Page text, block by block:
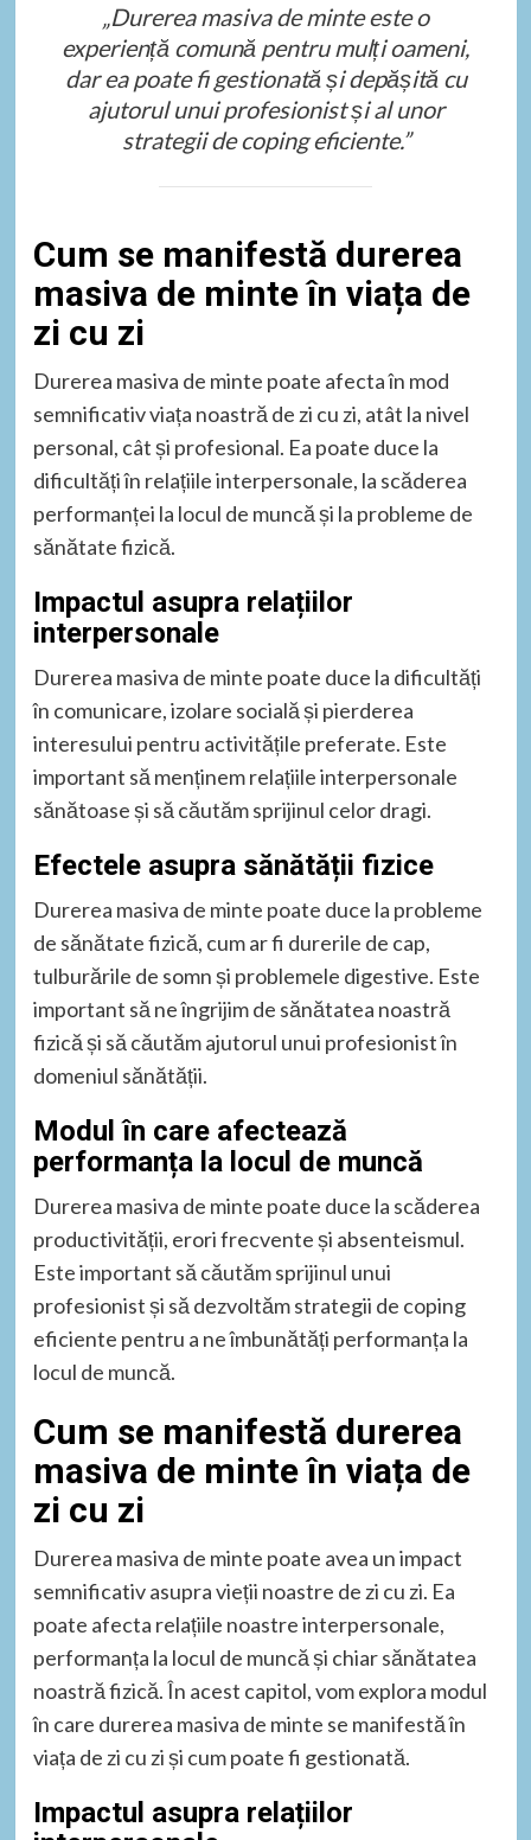
„Durerea masiva de minte este o
experiență comună pentru mulți oameni,
dar ea poate fi gestionată și depășită cu
ajutorul unui profesionist și al unor
strategii de coping eficiente.”
Cum se manifestă durerea
masiva de minte în viața de
zi cu zi
Durerea masiva de minte poate afecta în mod
semnificativ viața noastră de zi cu zi, atât la nivel
personal, cât și profesional. Ea poate duce la
dificultăți în relațiile interpersonale, la scăderea
performanței la locul de muncă și la probleme de
sănătate fizică.
Impactul asupra relațiilor
interpersonale
Durerea masiva de minte poate duce la dificultăți
în comunicare, izolare socială și pierderea
interesului pentru activitățile preferate. Este
important să menținem relațiile interpersonale
sănătoase și să căutăm sprijinul celor dragi.
Efectele asupra sănătății fizice
Durerea masiva de minte poate duce la probleme
de sănătate fizică, cum ar fi durerile de cap,
tulburările de somn și problemele digestive. Este
important să ne îngrijim de sănătatea noastră
fizică și să căutăm ajutorul unui profesionist în
domeniul sănătății.
Modul în care afectează
performanța la locul de muncă
Durerea masiva de minte poate duce la scăderea
productivității, erori frecvente și absenteismul.
Este important să căutăm sprijinul unui
profesionist și să dezvoltăm strategii de coping
eficiente pentru a ne îmbunătăți performanța la
locul de muncă.
Cum se manifestă durerea
masiva de minte în viața de
zi cu zi
Durerea masiva de minte poate avea un impact
semnificativ asupra vieții noastre de zi cu zi. Ea
poate afecta relațiile noastre interpersonale,
performanța la locul de muncă și chiar sănătatea
noastră fizică. În acest capitol, vom explora modul
în care durerea masiva de minte se manifestă în
viața de zi cu zi și cum poate fi gestionată.
Impactul asupra relațiilor